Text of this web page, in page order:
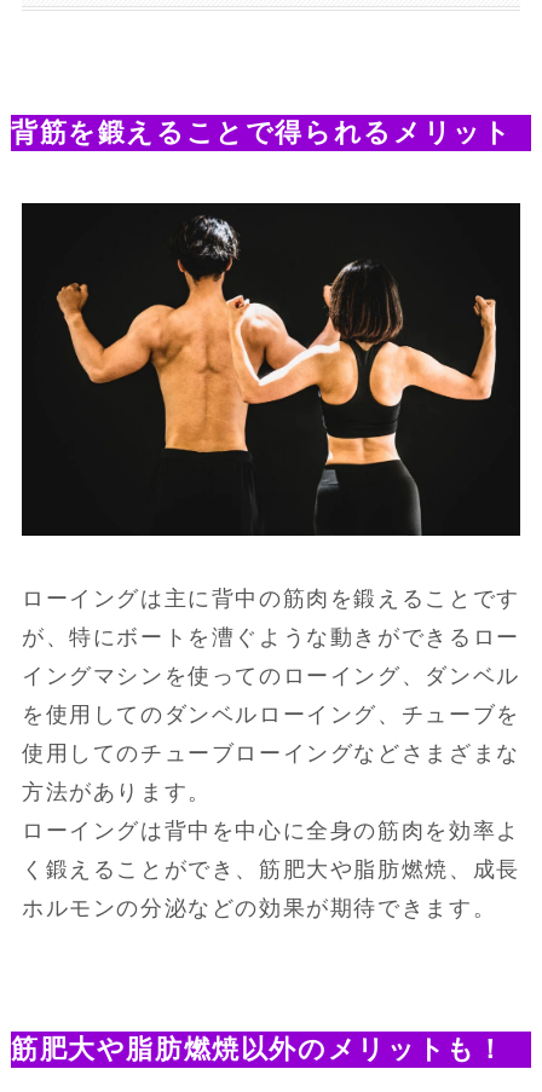
背筋を鍛えることで得られるメリット
ローイングは主に背中の筋肉を鍛えることです
が、特にボートを漕ぐような動きができるロー
イングマシンを使ってのローイング、ダンベル
を使用してのダンベルローイング、チューブを
使用してのチューブローイングなどさまざまな
方法があります。
ローイングは背中を中心に全身の筋肉を効率よ
く鍛えることができ、筋肥大や脂肪燃焼、成長
ホルモンの分泌などの効果が期待できます。
筋肥大や脂肪燃焼以外のメリットも！